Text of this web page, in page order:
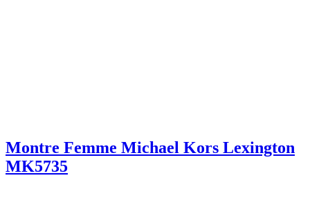
Montre Femme Michael Kors Lexington
MK5735